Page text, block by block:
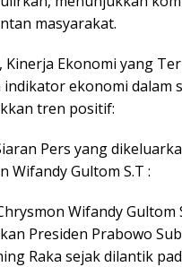
masyarakat.
Kinerja Ekonomi yang
indikator ekonomi dalam
tren positif:
Pers yang
Wifandy Gultom S.T :
Wifandy Gultom
Presiden Prabowo
Raka sejak dilantik